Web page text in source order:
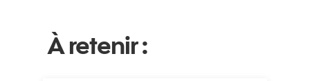
À retenir :